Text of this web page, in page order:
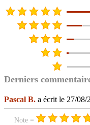
Derniers
Pascal B. a écrit le 27/08/
Note =